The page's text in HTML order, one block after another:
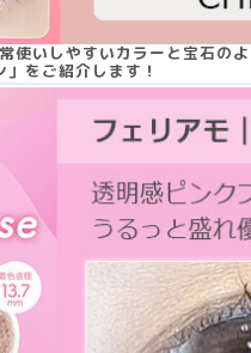
いしやすいカラーと宝石の
をご紹介します！